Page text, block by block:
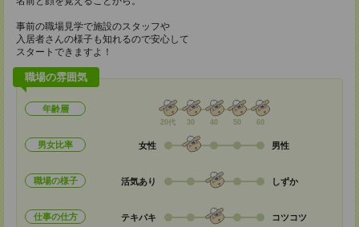
事前の職場見学で施設のスタッフや
入居者さんの様子も知れるので安心して
スタートできますよ！
職場の雰囲気
年齢層
20代 30 40 50 60
男女比率 女性 男性
職場の様子 活気あり しずか
仕事の仕方 テキパキ コツコツ